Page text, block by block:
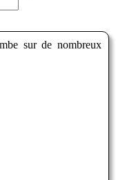
sur de nombreux